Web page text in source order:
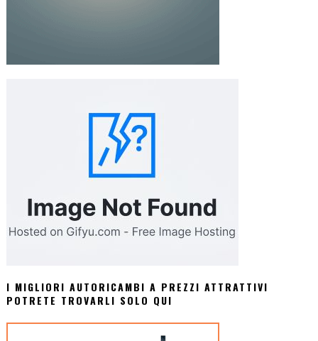
I MIGLIORI AUTORICAMBI A PREZZI ATTRATTIVI
POTRETE TROVARLI SOLO QUI